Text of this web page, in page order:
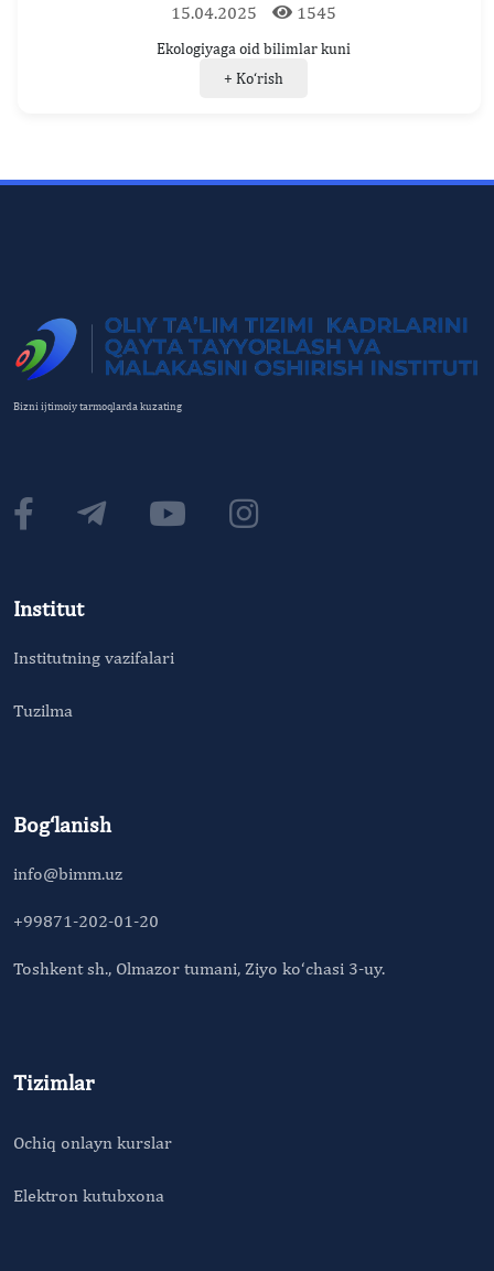
15.04.2025 1545
Ekologiyaga oid bilimlar kuni
+ Ko‘rish
Bizni ijtimoiy tarmoqlarda kuzating
Institut
Institutning vazifalari
Tuzilma
Bog‘lanish
info@bimm.uz
+99871-202-01-20
Toshkent sh., Olmazor tumani, Ziyo ko‘chasi 3-uy.
Tizimlar
Ochiq onlayn kurslar
Elektron kutubxona